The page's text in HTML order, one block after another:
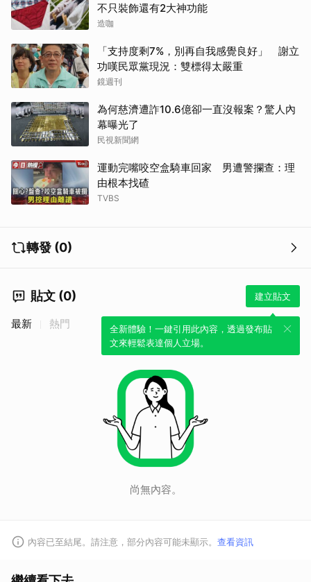
不只裝飾還有2大神功能
造咖
「支持度剩7%，別再自我感覺良好」 謝立
功嘆民眾黨現況：雙標得太嚴重
鏡週刊
為何慈濟遭詐10.6億卻一直沒報案？驚人內
幕曝光了
民視新聞網
運動完嘴咬空盒騎車回家 男遭警攔查：理
由根本找碴
TVBS
轉發 (0)
貼文 (0) 建立貼文
全新體驗！一鍵引用此內容，透過發布貼
文來輕鬆表達個人立場。
最新 熱門
尚無內容。
內容已至結尾。請注意，部分內容可能未顯示。 查看資訊